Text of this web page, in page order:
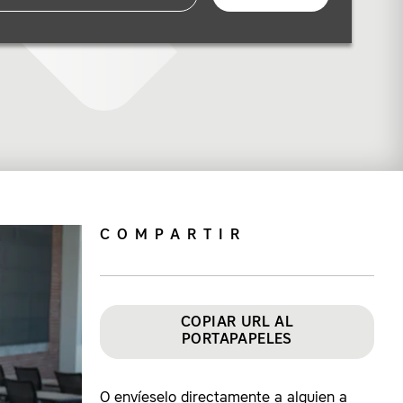
COMPARTIR
COPIAR URL AL
PORTAPAPELES
O envíeselo directamente a alguien a